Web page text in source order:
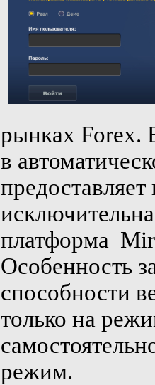
рынках Forex.
в
предоставляет
платформа
Особенность
способности
только на
режим.